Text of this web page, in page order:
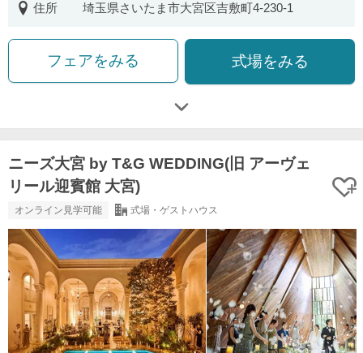
住所
埼玉県さいたま市大宮区吉敷町4-230-1
フェアをみる 式場をみる
ニーズ大宮 by T&G WEDDING(旧 アーヴェ
リール迎賓館 大宮)
オンライン見学可能 式場・ゲストハウス